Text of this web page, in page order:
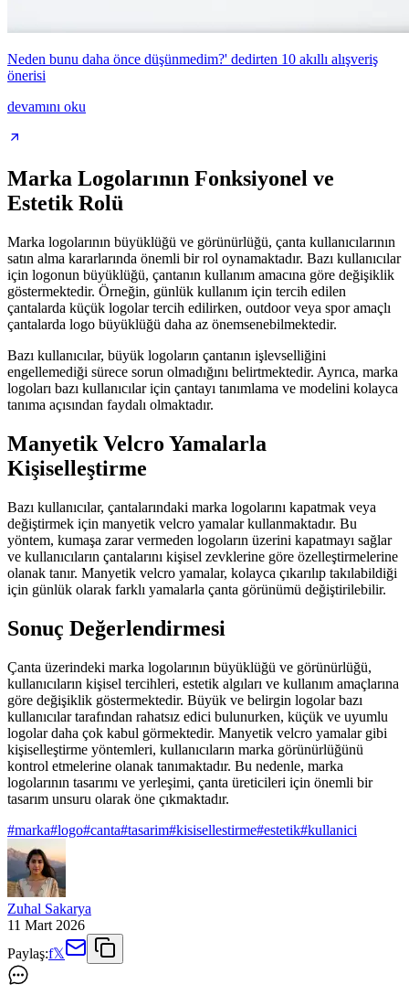
Neden bunu daha önce düşünmedim?' dedirten 10 akıllı alışveriş
önerisi
devamını oku
Marka Logolarının Fonksiyonel ve
Estetik Rolü
Marka logolarının büyüklüğü ve görünürlüğü, çanta kullanıcılarının
satın alma kararlarında önemli bir rol oynamaktadır. Bazı kullanıcılar
için logonun büyüklüğü, çantanın kullanım amacına göre değişiklik
göstermektedir. Örneğin, günlük kullanım için tercih edilen
çantalarda küçük logolar tercih edilirken, outdoor veya spor amaçlı
çantalarda logo büyüklüğü daha az önemsenebilmektedir.
Bazı kullanıcılar, büyük logoların çantanın işlevselliğini
engellemediği sürece sorun olmadığını belirtmektedir. Ayrıca, marka
logoları bazı kullanıcılar için çantayı tanımlama ve modelini kolayca
tanıma açısından faydalı olmaktadır.
Manyetik Velcro Yamalarla
Kişiselleştirme
Bazı kullanıcılar, çantalarındaki marka logolarını kapatmak veya
değiştirmek için manyetik velcro yamalar kullanmaktadır. Bu
yöntem, kumaşa zarar vermeden logoların üzerini kapatmayı sağlar
ve kullanıcıların çantalarını kişisel zevklerine göre özelleştirmelerine
olanak tanır. Manyetik velcro yamalar, kolayca çıkarılıp takılabildiği
için günlük olarak farklı yamalarla çanta görünümü değiştirilebilir.
Sonuç Değerlendirmesi
Çanta üzerindeki marka logolarının büyüklüğü ve görünürlüğü,
kullanıcıların kişisel tercihleri, estetik algıları ve kullanım amaçlarına
göre değişiklik göstermektedir. Büyük ve belirgin logolar bazı
kullanıcılar tarafından rahatsız edici bulunurken, küçük ve uyumlu
logolar daha çok kabul görmektedir. Manyetik velcro yamalar gibi
kişiselleştirme yöntemleri, kullanıcıların marka görünürlüğünü
kontrol etmelerine olanak tanımaktadır. Bu nedenle, marka
logolarının tasarımı ve yerleşimi, çanta üreticileri için önemli bir
tasarım unsuru olarak öne çıkmaktadır.
#marka#logo#canta#tasarim#kisisellestirme#estetik#kullanici
Zuhal Sakarya
11 Mart 2026
Paylaş:f𝕏